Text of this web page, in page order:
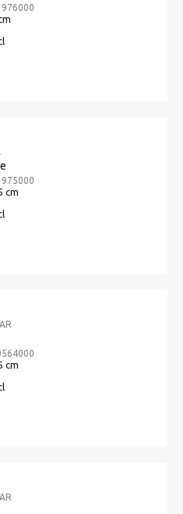
cm
cm